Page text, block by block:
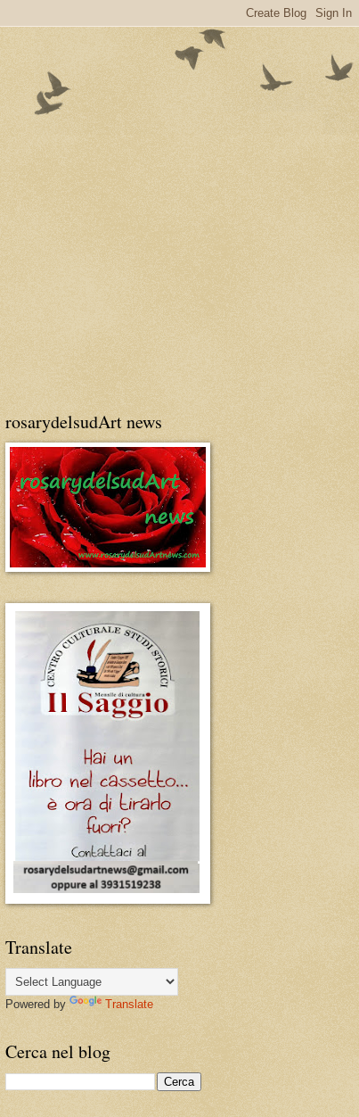
rosarydelsudArt news
Translate
Powered by Translate
Cerca nel blog